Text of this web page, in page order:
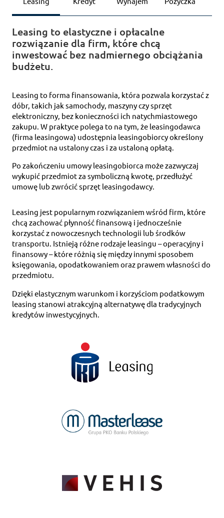
Leasing to elastyczne i opłacalne
rozwiązanie dla firm, które chcą
inwestować bez nadmiernego obciążania
budżetu.
Leasing to forma finansowania, która pozwala korzystać z
dóbr, takich jak samochody, maszyny czy sprzęt
elektroniczny, bez konieczności ich natychmiastowego
zakupu. W praktyce polega to na tym, że leasingodawca
(firma leasingowa) udostępnia leasingobiorcy określony
przedmiot na ustalony czas i za ustaloną opłatą.
Po zakończeniu umowy leasingobiorca może zazwyczaj
wykupić przedmiot za symboliczną kwotę, przedłużyć
umowę lub zwrócić sprzęt leasingodawcy.
Leasing jest popularnym rozwiązaniem wśród firm, które
chcą zachować płynność finansową i jednocześnie
korzystać z nowoczesnych technologii lub środków
transportu. Istnieją różne rodzaje leasingu – operacyjny i
finansowy – które różnią się między innymi sposobem
księgowania, opodatkowaniem oraz prawem własności do
przedmiotu.
Dzięki elastycznym warunkom i korzyściom podatkowym
leasing stanowi atrakcyjną alternatywę dla tradycyjnych
kredytów inwestycyjnych.